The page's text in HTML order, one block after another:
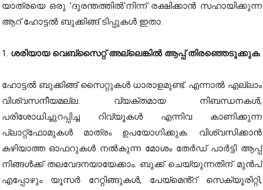
യാത്രയെ ഒരു 'ദുരന്തത്തിൽ'നിന്ന് രക്ഷിക്കാൻ സഹായിക്കുന്ന
ആറ് ഹോട്ടൽ ബുക്കിങ്ങ് ടിപ്പുകൾ ഇതാ.
1. ശരിയായ വെബ്സൈറ്റ് അല്ലെങ്കിൽ ആപ്പ് തിരഞ്ഞെടുക്കുക
ഹോട്ടൽ ബുക്കിങ്ങ് സൈറ്റുകൾ ധാരാളമുണ്ട്. എന്നാൽ എല്ലാം
വിശ്വസനീയമല്ല. വ്യക്തമായ നിബന്ധനകൾ,
പരിശോധിച്ചുറപ്പിച്ച ​റിവ്യൂകൾ എന്നിവ കാണിക്കുന്ന
പ്ലാറ്റ്‌ഫോമുകൾ മാത്രം ഉപയോഗിക്കുക. വിശ്വസിക്കാൻ
കഴിയാത്ത ഓഫറുകൾ നൽകുന്ന മോശം തേർഡ് പാർട്ടി ആപ്പ്
നിങ്ങൾക്ക് തലവേദനയായേക്കാം. ബുക്ക് ചെയ്യുന്നതിന് മുൻപ്
എപ്പോഴും യൂസർ റേറ്റിങ്ങുകൾ, പേയ്‌മെൻ്റ് സെക്യൂരിറ്റി,